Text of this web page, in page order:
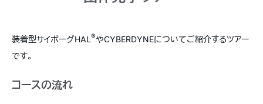
装着型サイボーグHAL®やCYBERDYNEについてご紹介するツアー
です。
コースの流れ